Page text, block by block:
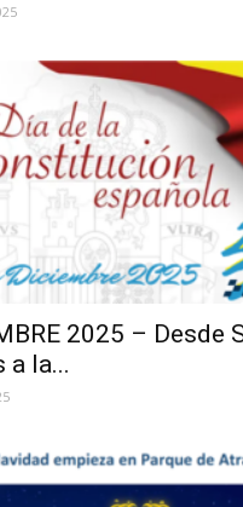
2025 – Desde
a la...